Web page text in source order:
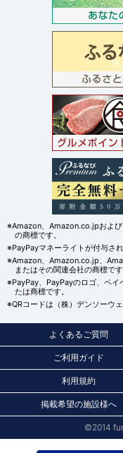
※Amazon、Amazon.co.jpおよ
の商標です。
※PayPayマネーライトが付与さ
※Amazon、Amazon.co.jp、
またはその関連会社の商標です
※PayPay、PayPayのロゴ、ペイ
たは商標です。
※QRコードは（株）デンソーウ
よくあるご質問
ご利用ガイド
利用規約
掲載希望の施設様へ
©2014